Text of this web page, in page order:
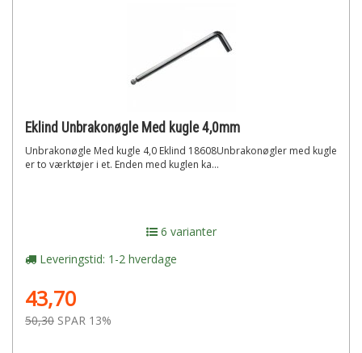
Eklind Unbrakonøgle Med kugle 4,0mm
Unbrakonøgle Med kugle 4,0 Eklind 18608Unbrakonøgler med kugle
er to værktøjer i et. Enden med kuglen ka...
6 varianter
Leveringstid: 1-2 hverdage
43,70
50,30 SPAR 13%